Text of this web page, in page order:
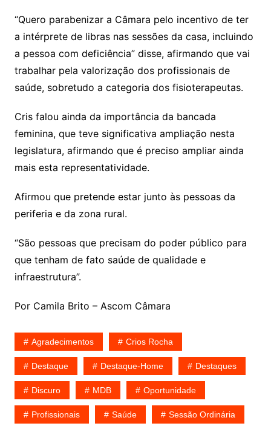
“Quero parabenizar a Câmara pelo incentivo de ter
a intérprete de libras nas sessões da casa, incluindo
a pessoa com deficiência” disse, afirmando que vai
trabalhar pela valorização dos profissionais de
saúde, sobretudo a categoria dos fisioterapeutas.
Cris falou ainda da importância da bancada
feminina, que teve significativa ampliação nesta
legislatura, afirmando que é preciso ampliar ainda
mais esta representatividade.
Afirmou que pretende estar junto às pessoas da
periferia e da zona rural.
“São pessoas que precisam do poder público para
que tenham de fato saúde de qualidade e
infraestrutura”.
Por Camila Brito – Ascom Câmara
Agradecimentos Crios Rocha
Destaque Destaque-Home Destaques
Discuro MDB Oportunidade
Profissionais Saúde Sessão Ordinária